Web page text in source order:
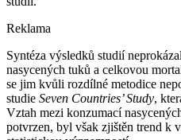
Reklama
Syntéza výsledků studií
nasycených tuků a celkovou
se jim kvůli rozdílné metodice
studie Seven Countries’ Study,
Vztah mezi konzumací
potvrzen, byl však zjištěn trend k